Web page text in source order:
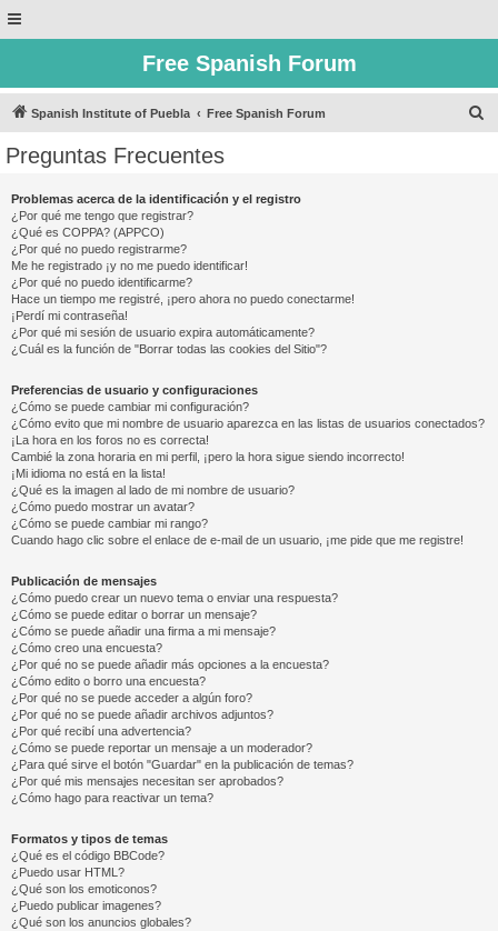
Free Spanish Forum
Spanish Institute of Puebla Free Spanish Forum
Preguntas Frecuentes
Problemas acerca de la identificación y el registro
¿Por qué me tengo que registrar?
¿Qué es COPPA? (APPCO)
¿Por qué no puedo registrarme?
Me he registrado ¡y no me puedo identificar!
¿Por qué no puedo identificarme?
Hace un tiempo me registré, ¡pero ahora no puedo conectarme!
¡Perdí mi contraseña!
¿Por qué mi sesión de usuario expira automáticamente?
¿Cuál es la función de "Borrar todas las cookies del Sitio"?
Preferencias de usuario y configuraciones
¿Cómo se puede cambiar mi configuración?
¿Cómo evito que mi nombre de usuario aparezca en las listas de usuarios conectados?
¡La hora en los foros no es correcta!
Cambié la zona horaria en mi perfil, ¡pero la hora sigue siendo incorrecto!
¡Mi idioma no está en la lista!
¿Qué es la imagen al lado de mi nombre de usuario?
¿Cómo puedo mostrar un avatar?
¿Cómo se puede cambiar mi rango?
Cuando hago clic sobre el enlace de e-mail de un usuario, ¡me pide que me registre!
Publicación de mensajes
¿Cómo puedo crear un nuevo tema o enviar una respuesta?
¿Cómo se puede editar o borrar un mensaje?
¿Cómo se puede añadir una firma a mi mensaje?
¿Cómo creo una encuesta?
¿Por qué no se puede añadir más opciones a la encuesta?
¿Cómo edito o borro una encuesta?
¿Por qué no se puede acceder a algún foro?
¿Por qué no se puede añadir archivos adjuntos?
¿Por qué recibí una advertencia?
¿Cómo se puede reportar un mensaje a un moderador?
¿Para qué sirve el botón "Guardar" en la publicación de temas?
¿Por qué mis mensajes necesitan ser aprobados?
¿Cómo hago para reactivar un tema?
Formatos y tipos de temas
¿Qué es el código BBCode?
¿Puedo usar HTML?
¿Qué son los emoticonos?
¿Puedo publicar imagenes?
¿Qué son los anuncios globales?